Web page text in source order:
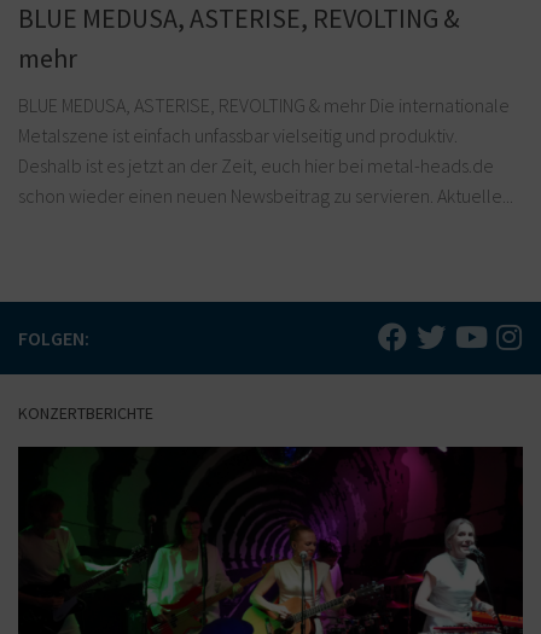
BLUE MEDUSA, ASTERISE, REVOLTING &
mehr
BLUE MEDUSA, ASTERISE, REVOLTING & mehr Die internationale
Metalszene ist einfach unfassbar vielseitig und produktiv.
Deshalb ist es jetzt an der Zeit, euch hier bei metal-heads.de
schon wieder einen neuen Newsbeitrag zu servieren. Aktuelle...
FOLGEN:
KONZERTBERICHTE